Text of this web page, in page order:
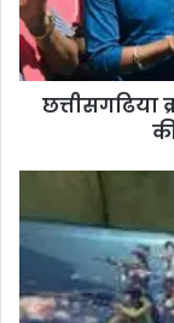
पार्टी
की
महत्वपूर्ण
बैठकछत्तीसगढिया
छात्र
मोबाइल